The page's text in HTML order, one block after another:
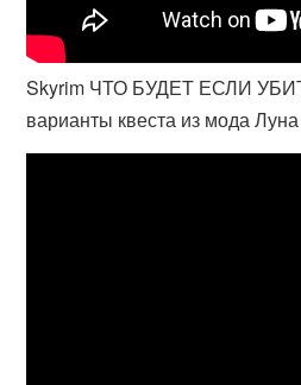
Skyrim ЧТО БУДЕТ ЕСЛИ
варианты квеста из мода